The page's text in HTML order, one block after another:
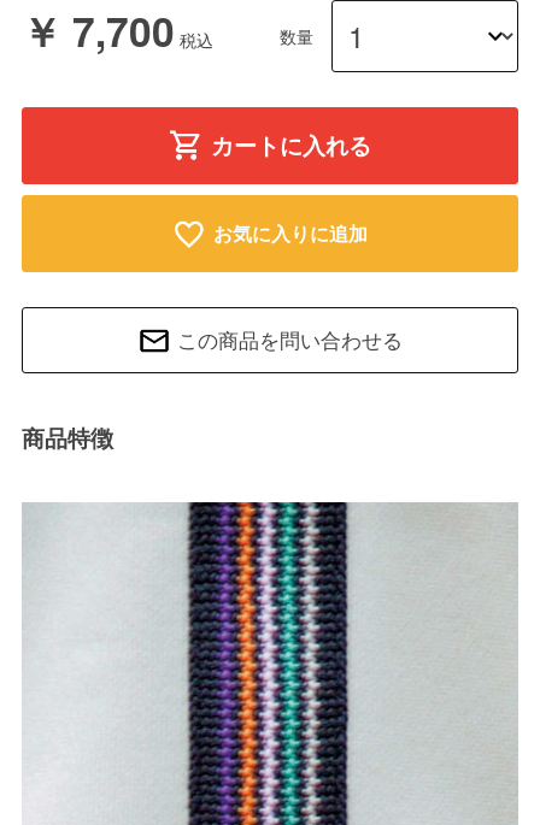
￥ 7,700 数量
カートに入れる
お気に入りに追加
この商品を問い合わせる
商品特徴